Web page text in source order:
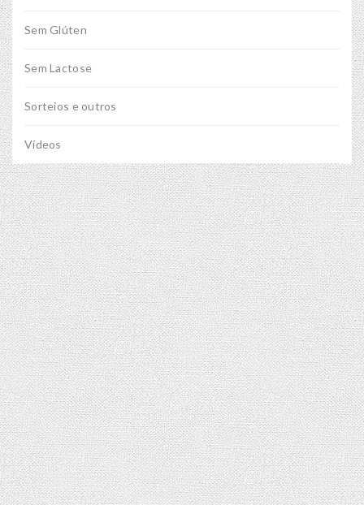
Sem Glúten
Sem Lactose
Sorteios e outros
Vídeos